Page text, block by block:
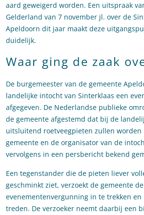
aard geweigerd worden. Een uitspraak
Gelderland van 7 november jl. over de
Apeldoorn dit jaar maakt deze
duidelijk.
Waar ging de zaak
De burgemeester van de gemeente
landelijke intocht van Sinterklaas een
afgegeven. De Nederlandse publieke
de gemeente afgestemd dat bij de
uitsluitend roetveegpieten zullen worden
gemeente en de organisator van de
vervolgens in een persbericht bekend
Een tegenstander die de pieten liever
geschminkt ziet, verzoekt de gemeente de
evenementenvergunning in te trekken
treden. De verzoeker neemt daarbij een